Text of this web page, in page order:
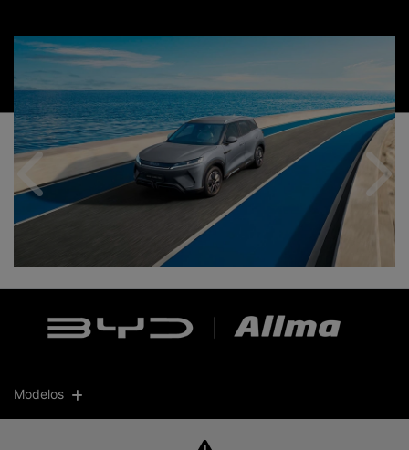
Anterior
Modelos